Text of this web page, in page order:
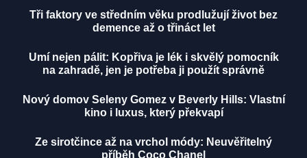
Tři faktory ve středním věku prodlužují život bez
demence až o třináct let
Umí nejen pálit: Kopřiva je lék i skvělý pomocník
na zahradě, jen je potřeba ji použít správně
Nový domov Seleny Gomez v Beverly Hills: Vlastní
kino i luxus, který překvapí
Ze sirotčince až na vrchol módy: Neuvěřitelný
příběh Coco Chanel